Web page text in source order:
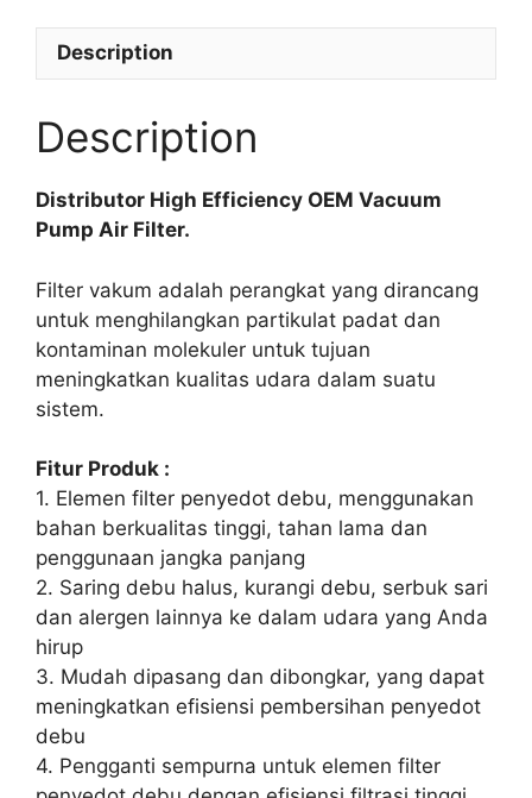
Description
Description
Distributor High Efficiency OEM Vacuum
Pump Air Filter.
Filter vakum adalah perangkat yang dirancang
untuk menghilangkan partikulat padat dan
kontaminan molekuler untuk tujuan
meningkatkan kualitas udara dalam suatu
sistem.
Fitur Produk :
1. Elemen filter penyedot debu, menggunakan
bahan berkualitas tinggi, tahan lama dan
penggunaan jangka panjang
2. Saring debu halus, kurangi debu, serbuk sari
dan alergen lainnya ke dalam udara yang Anda
hirup
3. Mudah dipasang dan dibongkar, yang dapat
meningkatkan efisiensi pembersihan penyedot
debu
4. Pengganti sempurna untuk elemen filter